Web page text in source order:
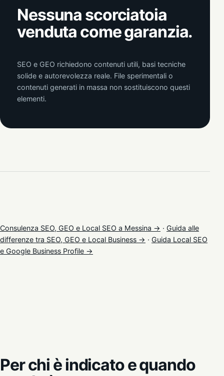
Nessuna scorciatoia
venduta come garanzia.
SEO e GEO richiedono contenuti utili, basi tecniche
solide e autorevolezza reale. File sperimentali o
contenuti generati in massa non sostituiscono questi
elementi.
Consulenza SEO, GEO e Local SEO a Messina → · Guida alle
differenze tra SEO, GEO e Local Business → · Guida Local SEO
e Google Business Profile →
Per chi è indicato e quando